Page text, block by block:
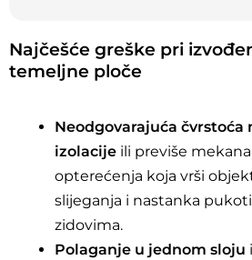
Najčešće greške pri
temeljne ploče
Neodgovarajuća čvrstoća
izolacije ili previše mekana
opterećenja koja vrši
slijeganja i nastanka
zidovima.
Polaganje u jednom sloju